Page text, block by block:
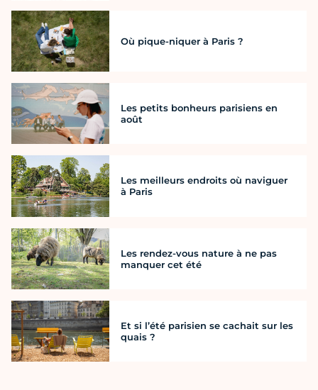
Où pique-niquer à Paris ?
Les petits bonheurs parisiens en
août
Les meilleurs endroits où naviguer
à Paris
Les rendez-vous nature à ne pas
manquer cet été
Et si l’été parisien se cachait sur les
quais ?